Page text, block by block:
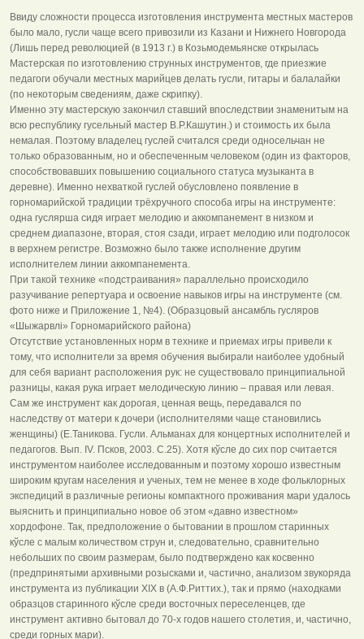
Ввиду сложности процесса изготовления инструмента местных мастеров
было мало, гусли чаще всего привозили из Казани и Нижнего Новгорода
(Лишь перед революцией (в 1913 г.) в Козьмодемьянске открылась
Мастерская по изготовлению струнных инструментов, где приезжие
педагоги обучали местных марийцев делать гусли, гитары и балалайки
(по некоторым сведениям, даже скрипку).
Именно эту мастерскую закончил ставший впоследствии знаменитым на
всю республику гусельный мастер В.Р.Кашутин.) и стоимость их была
немалая. Поэтому владелец гуслей считался среди односельчан не
только образованным, но и обеспеченным человеком (один из факторов,
способствовавших повышению социального статуса музыканта в
деревне). Именно нехваткой гуслей обусловлено появление в
горномарийской традиции трёхручного способа игры на инструменте:
одна гуслярша сидя играет мелодию и аккомпанемент в низком и
среднем диапазоне, вторая, стоя сзади, играет мелодию или подголосок
в верхнем регистре. Возможно было также исполнение другим
исполнителем линии аккомпанемента.
При такой технике «подстраивания» параллельно происходило
разучивание репертуара и освоение навыков игры на инструменте (см.
фото ниже и Приложение 1, №4). (Образцовый ансамбль гусляров
«Шыжарвлі» Горномарийского района)
Отсутствие установленных норм в технике и приемах игры привели к
тому, что исполнители за время обучения выбирали наиболее удобный
для себя вариант расположения рук: не существовало принципиальной
разницы, какая рука играет мелодическую линию – правая или левая.
Сам же инструмент как дорогая, ценная вещь, передавался по
наследству от матери к дочери (исполнителями чаще становились
женщины) (Е.Таникова. Гусли. Альманах для концертных исполнителей и
педагогов. Вып. IV. Псков, 2003. С.25). Хотя кўсле до сих пор считается
инструментом наиболее исследованным и поэтому хорошо известным
широким кругам населения и ученых, тем не менее в ходе фольклорных
экспедиций в различные регионы компактного проживания мари удалось
выяснить и принципиально новое об этом «давно известном»
хордофоне. Так, предположение о бытовании в прошлом старинных
кўсле с малым количеством струн и, следовательно, сравнительно
небольших по своим размерам, было подтверждено как косвенно
(предпринятыми архивными розысками и, частично, анализом звукоряда
инструмента из публикации XIX в (А.Ф.Риттих.), так и прямо (находками
образцов старинного кўсле среди восточных переселенцев, где
инструмент активно бытовал до 70-х годов нашего столетия, и, частично,
среди горных мари).